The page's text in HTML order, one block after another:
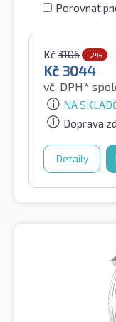
Porovnat
Kč3106 -2%
Kč 3044
vč. DPH*
NA
Doprava
Detaily